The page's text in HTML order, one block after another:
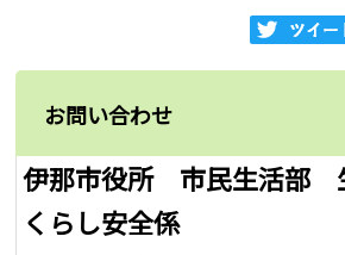
お問い合わせ
伊那市役所 市民生活部
くらし安全係